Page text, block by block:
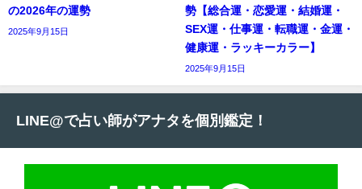
の2026年の運勢
2025年9月15日
勢【総合運・恋愛運・結婚運・
SEX運・仕事運・転職運・金運・
健康運・ラッキーカラー】
2025年9月15日
LINE@で占い師がアナタを個別鑑定！